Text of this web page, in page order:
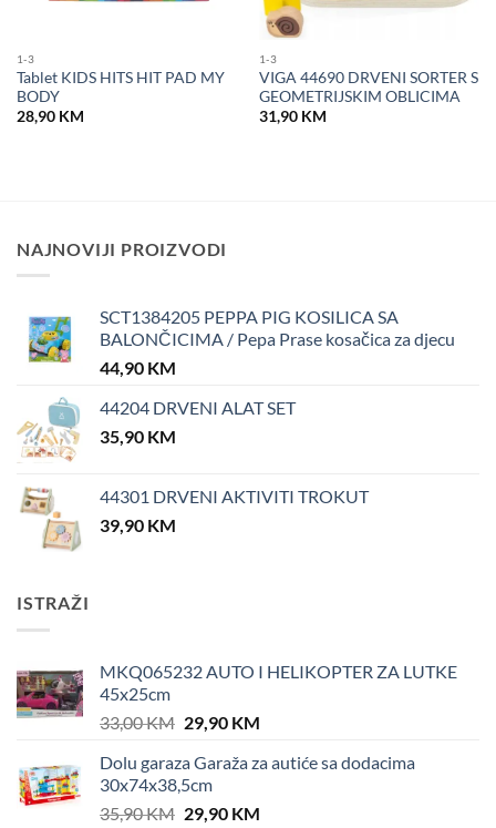
1-3
Tablet KIDS HITS HIT PAD MY
BODY
28,90 KM
1-3
VIGA 44690 DRVENI SORTER S
GEOMETRIJSKIM OBLICIMA
31,90 KM
NAJNOVIJI PROIZVODI
SCT1384205 PEPPA PIG KOSILICA SA
BALONČICIMA / Pepa Prase kosačica za djecu
44,90 KM
44204 DRVENI ALAT SET
35,90 KM
44301 DRVENI AKTIVITI TROKUT
39,90 KM
ISTRAŽI
MKQ065232 AUTO I HELIKOPTER ZA LUTKE
45x25cm
33,00KM Original
was:
33,00 KM.
29,90 KMCurrent
is:
Dolu garaza Garaža za autiće sa dodacima
30x74x38,5cm
35,90KM Original
29,90 KMCurrent